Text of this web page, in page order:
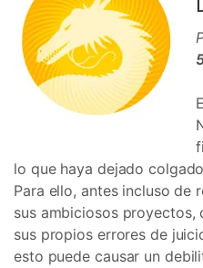
lo que haya dejado
Para ello, antes incluso de
sus ambiciosos
sus propios errores de
esto puede causar un